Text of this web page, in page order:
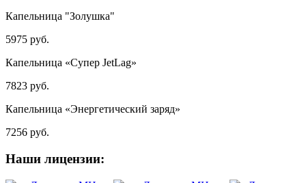
Капельница "Золушка"
5975 руб.
Капельница «Супер JetLag»
7823 руб.
Капельница «Энергетический заряд»
7256 руб.
Наши лицензии: